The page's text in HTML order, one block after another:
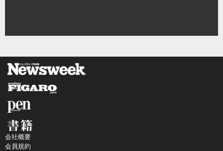
会社概要
会員規約